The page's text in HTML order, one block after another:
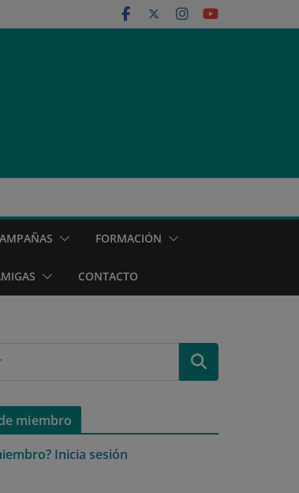
FORMACIÓN
CONTACTO
miembro
Inicia sesión